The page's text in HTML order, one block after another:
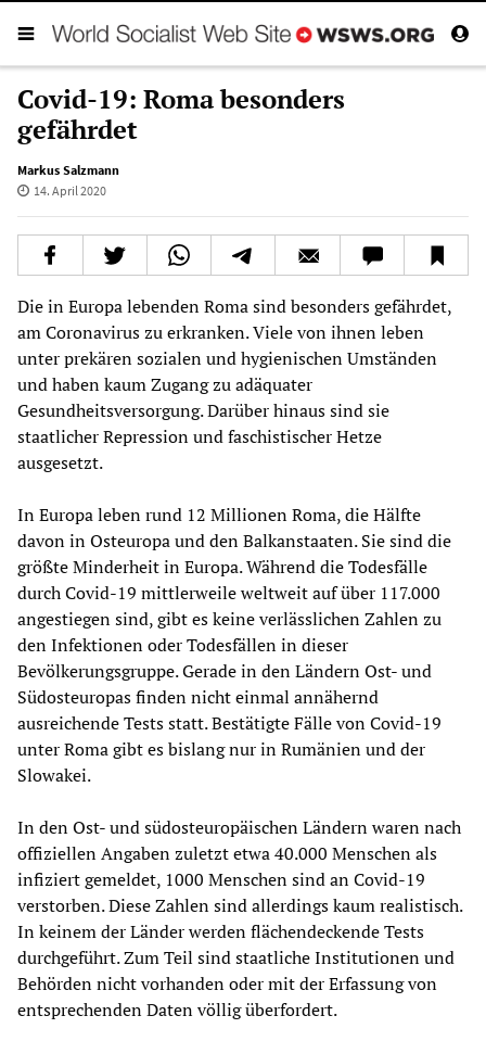
Covid-19: Roma besonders
gefährdet
Markus Salzmann
14. April 2020
Die in Europa lebenden Roma sind besonders gefährdet,
am Coronavirus zu erkranken. Viele von ihnen leben
unter prekären sozialen und hygienischen Umständen
und haben kaum Zugang zu adäquater
Gesundheitsversorgung. Darüber hinaus sind sie
staatlicher Repression und faschistischer Hetze
ausgesetzt.
In Europa leben rund 12 Millionen Roma, die Hälfte
davon in Osteuropa und den Balkanstaaten. Sie sind die
größte Minderheit in Europa. Während die Todesfälle
durch Covid-19 mittlerweile weltweit auf über 117.000
angestiegen sind, gibt es keine verlässlichen Zahlen zu
den Infektionen oder Todesfällen in dieser
Bevölkerungsgruppe. Gerade in den Ländern Ost- und
Südosteuropas finden nicht einmal annähernd
ausreichende Tests statt. Bestätigte Fälle von Covid-19
unter Roma gibt es bislang nur in Rumänien und der
Slowakei.
In den Ost- und südosteuropäischen Ländern waren nach
offiziellen Angaben zuletzt etwa 40.000 Menschen als
infiziert gemeldet, 1000 Menschen sind an Covid-19
verstorben. Diese Zahlen sind allerdings kaum realistisch.
In keinem der Länder werden flächendeckende Tests
durchgeführt. Zum Teil sind staatliche Institutionen und
Behörden nicht vorhanden oder mit der Erfassung von
entsprechenden Daten völlig überfordert.